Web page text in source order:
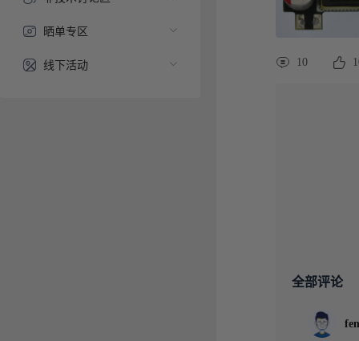
晒单专区
线下活动 10
全部评论